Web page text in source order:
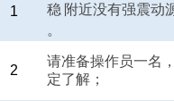
1
稳 附近没有强震动
。
2
请准备操作员一名
定了解；